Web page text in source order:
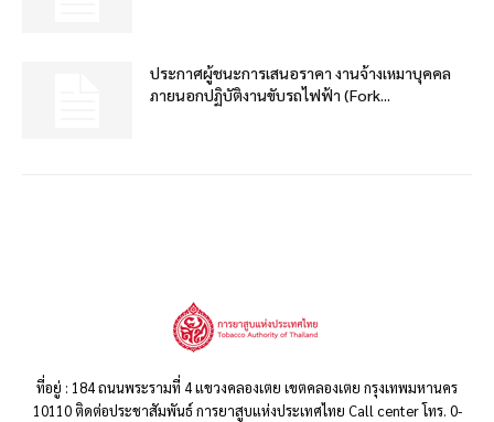
ประกาศผู้ชนะการเสนอราคา งานจ้างเหมาบุคคล
ภายนอกปฏิบัติงานขับรถไฟฟ้า (Fork...
ที่อยู่ : 184 ถนนพระรามที่ 4 แขวงคลองเตย เขตคลองเตย กรุงเทพมหานคร
10110 ติดต่อประชาสัมพันธ์ การยาสูบแห่งประเทศไทย Call center โทร. 0-